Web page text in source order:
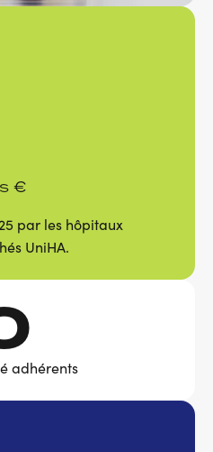
€
par les hôpitaux
UniHA.
adhérents